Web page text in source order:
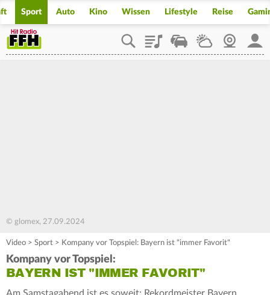
Sport Auto Kino Wissen Lifestyle Reise
PlaylistStaupilotWetterWebcam
© glomex, 27.09.2024
Video > Sport > Kompany vor Topspiel: Bayern ist "immer Favorit"
Kompany vor Topspiel:
BAYERN IST "IMMER FAVORIT"